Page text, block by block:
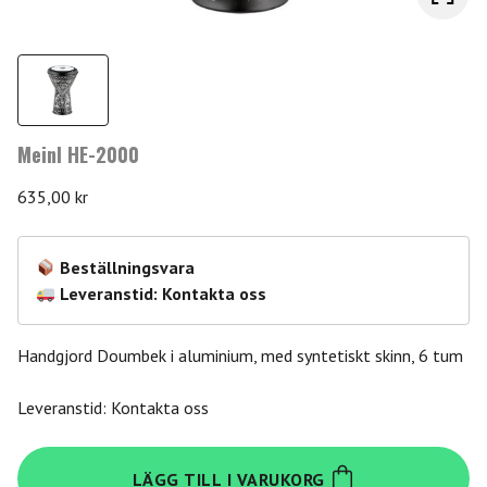
Meinl HE-2000
635,00 kr
Beställningsvara
Leveranstid: Kontakta oss
Handgjord Doumbek i aluminium, med syntetiskt skinn, 6 tum
Leveranstid: Kontakta oss
Meinl
LÄGG TILL I VARUKORG